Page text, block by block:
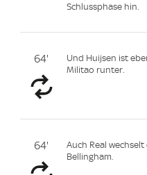
Schlussphase hin.
64'
Und Huijsen ist
Militao runter.
64'
Auch Real
Bellingham.